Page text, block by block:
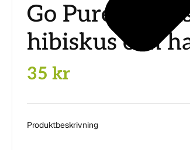
Go Pure
hibiskus och
35 kr
Produktbeskrivning